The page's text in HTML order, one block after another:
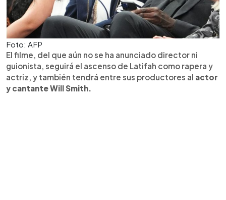
Foto: AFP
El filme, del que aún no se ha anunciado director ni
guionista, seguirá el ascenso de Latifah como rapera y
actriz, y también tendrá entre sus productores al actor
y cantante Will Smith.